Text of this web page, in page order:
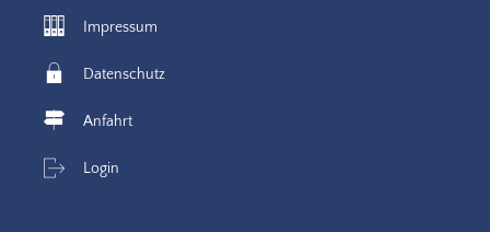
Impressum
Datenschutz
Anfahrt
Login